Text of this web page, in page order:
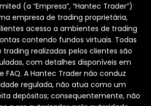
(a “Empresa”, “Hantec Trader”)
empresa de trading proprietária,
acesso a ambientes de trading
contendo fundos virtuais. Todas
trading realizadas pelos clientes são
com detalhes disponíveis em
FAQ. A Hantec Trader não conduz
regulada, não atua como um
depósitos; consequentemente, não